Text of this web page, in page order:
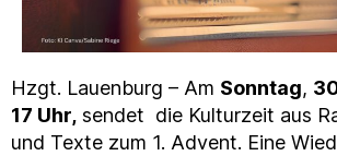
Hzgt. Lauenburg – Am Sonntag,
17 Uhr, sendet die Kulturzeit aus
und Texte zum 1. Advent. Eine